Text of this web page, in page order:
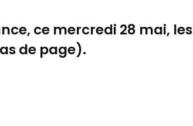
ce mercredi 28 mai, les
de page).